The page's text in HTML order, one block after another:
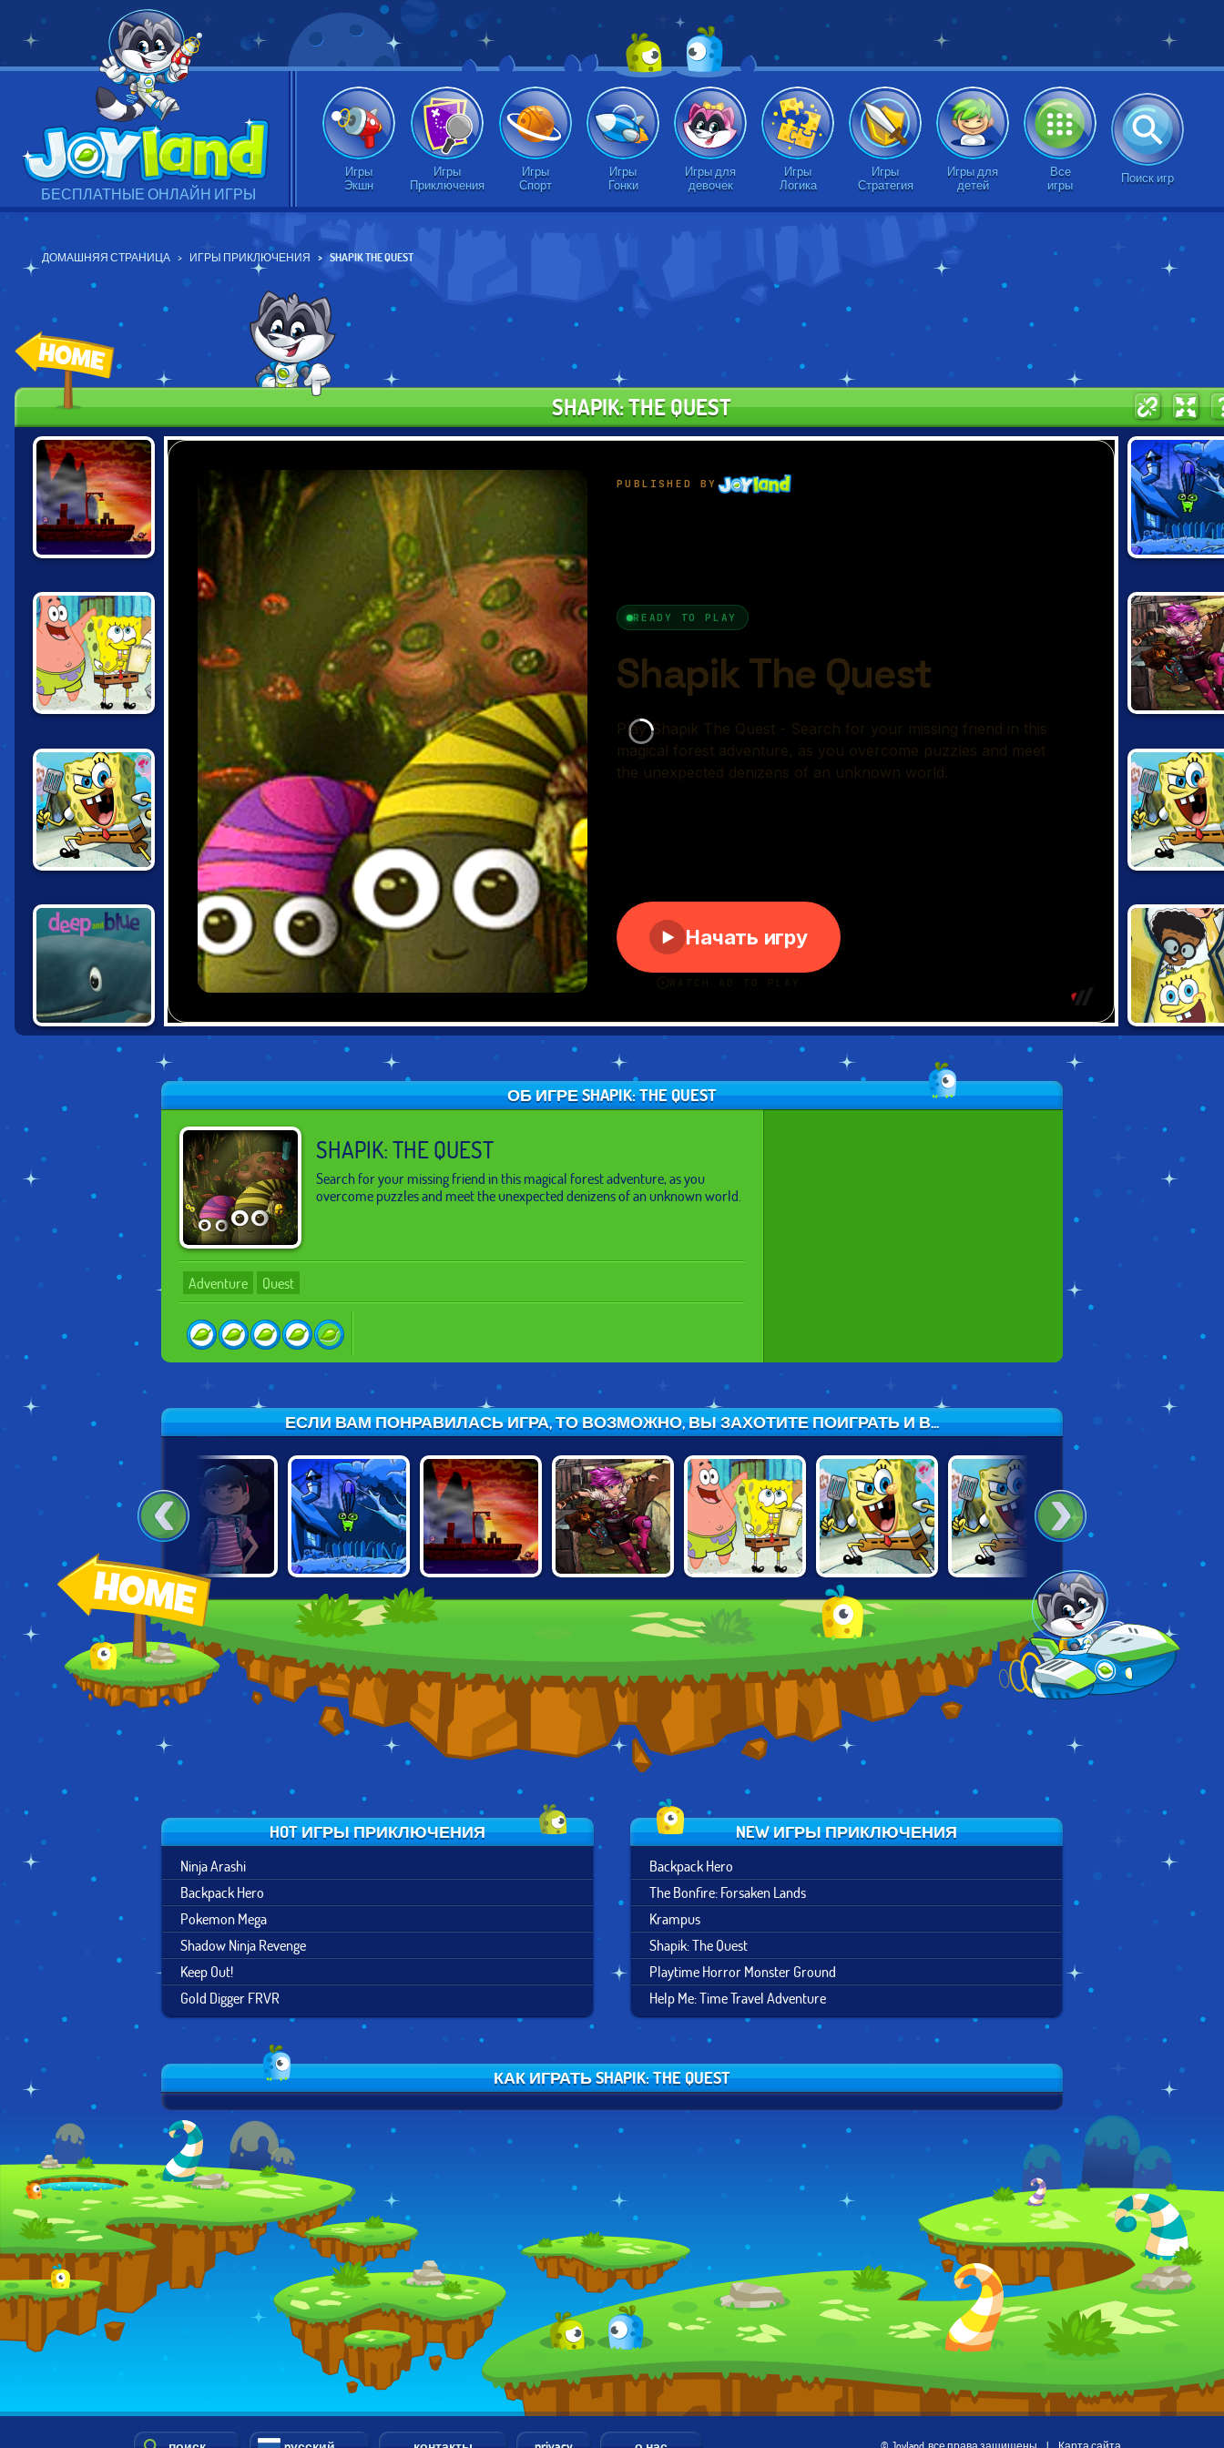
БЕСПЛАТНЫЕ ОНЛАЙН ИГРЫ
Игры
Экшн
Игры
Приключения
Игры
Спорт
Игры
Гонки
Игры для
девочек
Игры
Логика
Игры
Стратегия
Игры для
детей
Все
игры
Поиск игр
ДОМАШНЯЯ СТРАНИЦА ИГРЫ ПРИКЛЮЧЕНИЯ SHAPIK THE QUEST
SHAPIK: THE QUEST
NINJA 4: FALL OF
YOKAI
SAVES THE DAY
THE TREASURE
OF DEAD EYE
GULCH
DEEP AND BLUE
ALIEN
ANOVA
THE LEGEND
DEAD EYE
ОБ ИГРЕ SHAPIK: THE QUEST
SHAPIK: THE QUEST
Search for your missing friend in this magical forest adventure, as you
overcome puzzles and meet the unexpected denizens of an unknown world.
Adventure Quest
ЕСЛИ ВАМ ПОНРАВИЛАСЬ ИГРА, ТО ВОЗМОЖНО, ВЫ ЗАХОТИТЕ ПОИГРАТЬ И В...
SIX CATS UNDER
TOTAL
DARKNESS
ABUBA THE
ALIEN
SAVES THE DAY
SPONGEBOB
QUESTPANTS:
THE LEGEND OF
DEAD EYE GULCH
SPONGEBOB:
THE TREASURE
OF DEAD EYE
GULCH
NICKELODEON:
ESCAPE
HOT ИГРЫ ПРИКЛЮЧЕНИЯ
Ninja Arashi
Backpack Hero
Pokemon Mega
Shadow Ninja Revenge
Keep Out!
Gold Digger FRVR
NEW ИГРЫ ПРИКЛЮЧЕНИЯ
Backpack Hero
The Bonfire: Forsaken Lands
Krampus
Shapik: The Quest
Playtime Horror Monster Ground
Help Me: Time Travel Adventure
КАК ИГРАТЬ SHAPIK: THE QUEST